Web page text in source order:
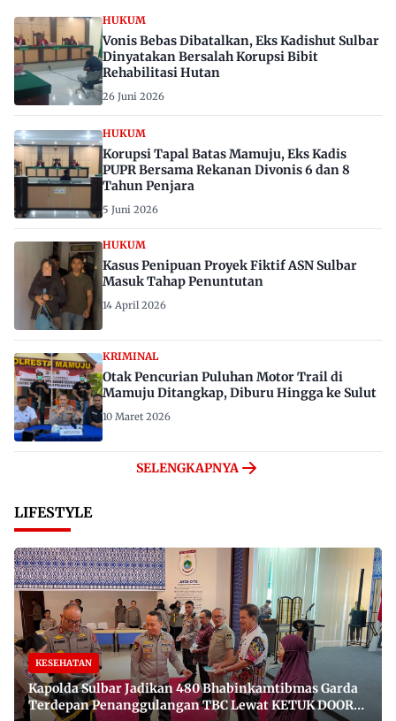
HUKUM
Vonis Bebas Dibatalkan, Eks Kadishut Sulbar
Dinyatakan Bersalah Korupsi Bibit
Rehabilitasi Hutan
26 Juni 2026
HUKUM
Korupsi Tapal Batas Mamuju, Eks Kadis
PUPR Bersama Rekanan Divonis 6 dan 8
Tahun Penjara
5 Juni 2026
HUKUM
Kasus Penipuan Proyek Fiktif ASN Sulbar
Masuk Tahap Penuntutan
14 April 2026
KRIMINAL
Otak Pencurian Puluhan Motor Trail di
Mamuju Ditangkap, Diburu Hingga ke Sulut
10 Maret 2026
SELENGKAPNYA
LIFESTYLE
KESEHATAN
Kapolda Sulbar Jadikan 480 Bhabinkamtibmas Garda
Terdepan Penanggulangan TBC Lewat KETUK DOORS